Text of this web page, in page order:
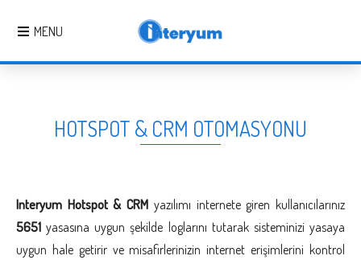
MENU
HOTSPOT & CRM OTOMASYONU
Interyum Hotspot & CRM yazılımı internete giren kullanıcılarınız
5651 yasasına uygun şekilde loglarını tutarak sisteminizi yasaya
uygun hale getirir ve misafirlerinizin internet erişimlerini kontrol